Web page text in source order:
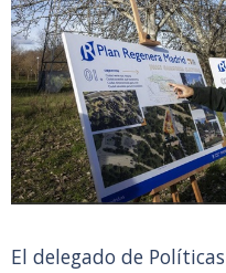
El delegado de